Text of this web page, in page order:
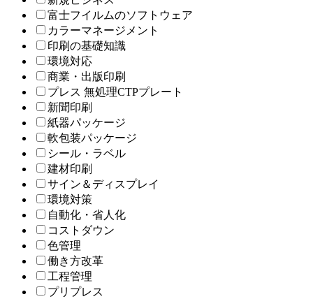
富士フイルムのソフトウェア
カラーマネージメント
印刷の基礎知識
環境対応
商業・出版印刷
プレス 無処理CTPプレート
新聞印刷
紙器パッケージ
軟包装パッケージ
シール・ラベル
建材印刷
サイン＆ディスプレイ
環境対策
自動化・省人化
コストダウン
色管理
働き方改革
工程管理
プリプレス